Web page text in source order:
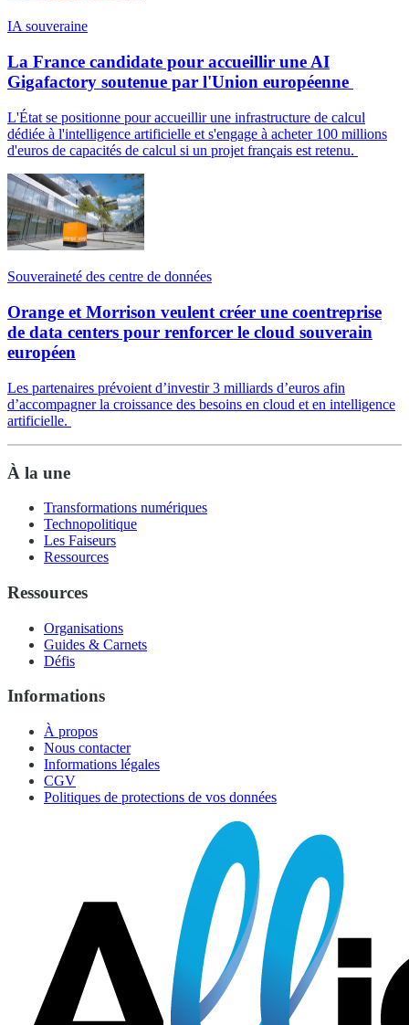
IA souveraine
La France candidate pour accueillir une AI
Gigafactory soutenue par l'Union européenne
L'État se positionne pour accueillir une infrastructure de calcul
dédiée à l'intelligence artificielle et s'engage à acheter 100 millions
d'euros de capacités de calcul si un projet français est retenu.
Souveraineté des centre de données
Orange et Morrison veulent créer une coentreprise
de data centers pour renforcer le cloud souverain
européen
Les partenaires prévoient d’investir 3 milliards d’euros afin
d’accompagner la croissance des besoins en cloud et en intelligence
artificielle.
À la une
Transformations numériques
Technopolitique
Les Faiseurs
Ressources
Ressources
Organisations
Guides & Carnets
Défis
Informations
À propos
Nous contacter
Informations légales
CGV
Politiques de protections de vos données